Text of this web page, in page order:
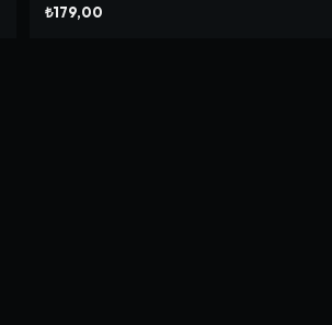
₺179,00